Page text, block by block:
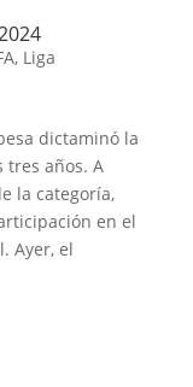
, Liga
dictaminó la
años. A
la categoría,
en el
Ayer, el